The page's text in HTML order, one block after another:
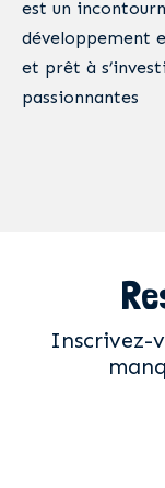
est un
développement
et prêt à
passionnantes
Inscrivez-